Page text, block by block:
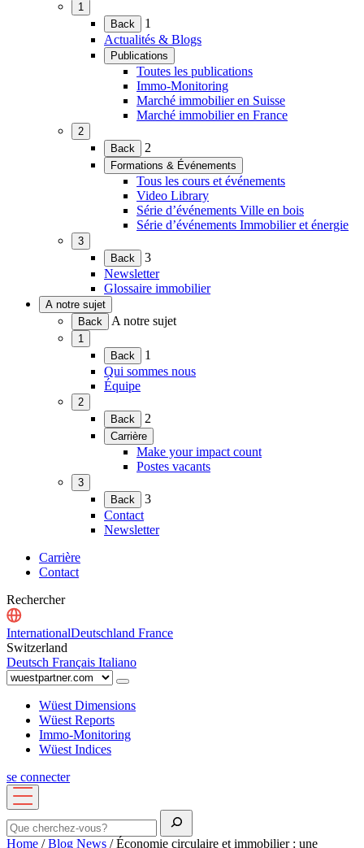
1
(Ouvrir
menu)
Back
1
Actualités & Blogs
Publications
(Ouvrir
le
menu)
Toutes les publications
Immo-Monitoring
Marché immobilier en Suisse
Marché immobilier en France
2
(Ouvrir
menu)
Back 2
Formations & Événements
(Ouvrir
le
menu)
Tous les cours et événements
Video Library
Série d’événements Ville en bois
Série d’événements Immobilier et énergie
3
(Ouvrir
menu)
Back
3
Newsletter
Glossaire immobilier
A notre sujet
(Ouvrir
le
menu)
Back A notre sujet
1
(Ouvrir
menu)
Back
1
Qui sommes nous
Équipe
2
(Ouvrir
menu)
Back 2
Carrière
(Ouvrir
menu)
Make your impact count
Postes vacants
3
(Ouvrir
menu)
Back
3
Contact
Newsletter
Carrière
Contact
Rechercher
InternationalDeutschland France
Switzerland
Deutsch Français Italiano
Wüest Dimensions
Wüest Reports
Immo-Monitoring
Wüest Indices
se connecter
Ouvrir
le
menu
Rechercher
Home /Blog News /Économie circulaire et immobilier : une